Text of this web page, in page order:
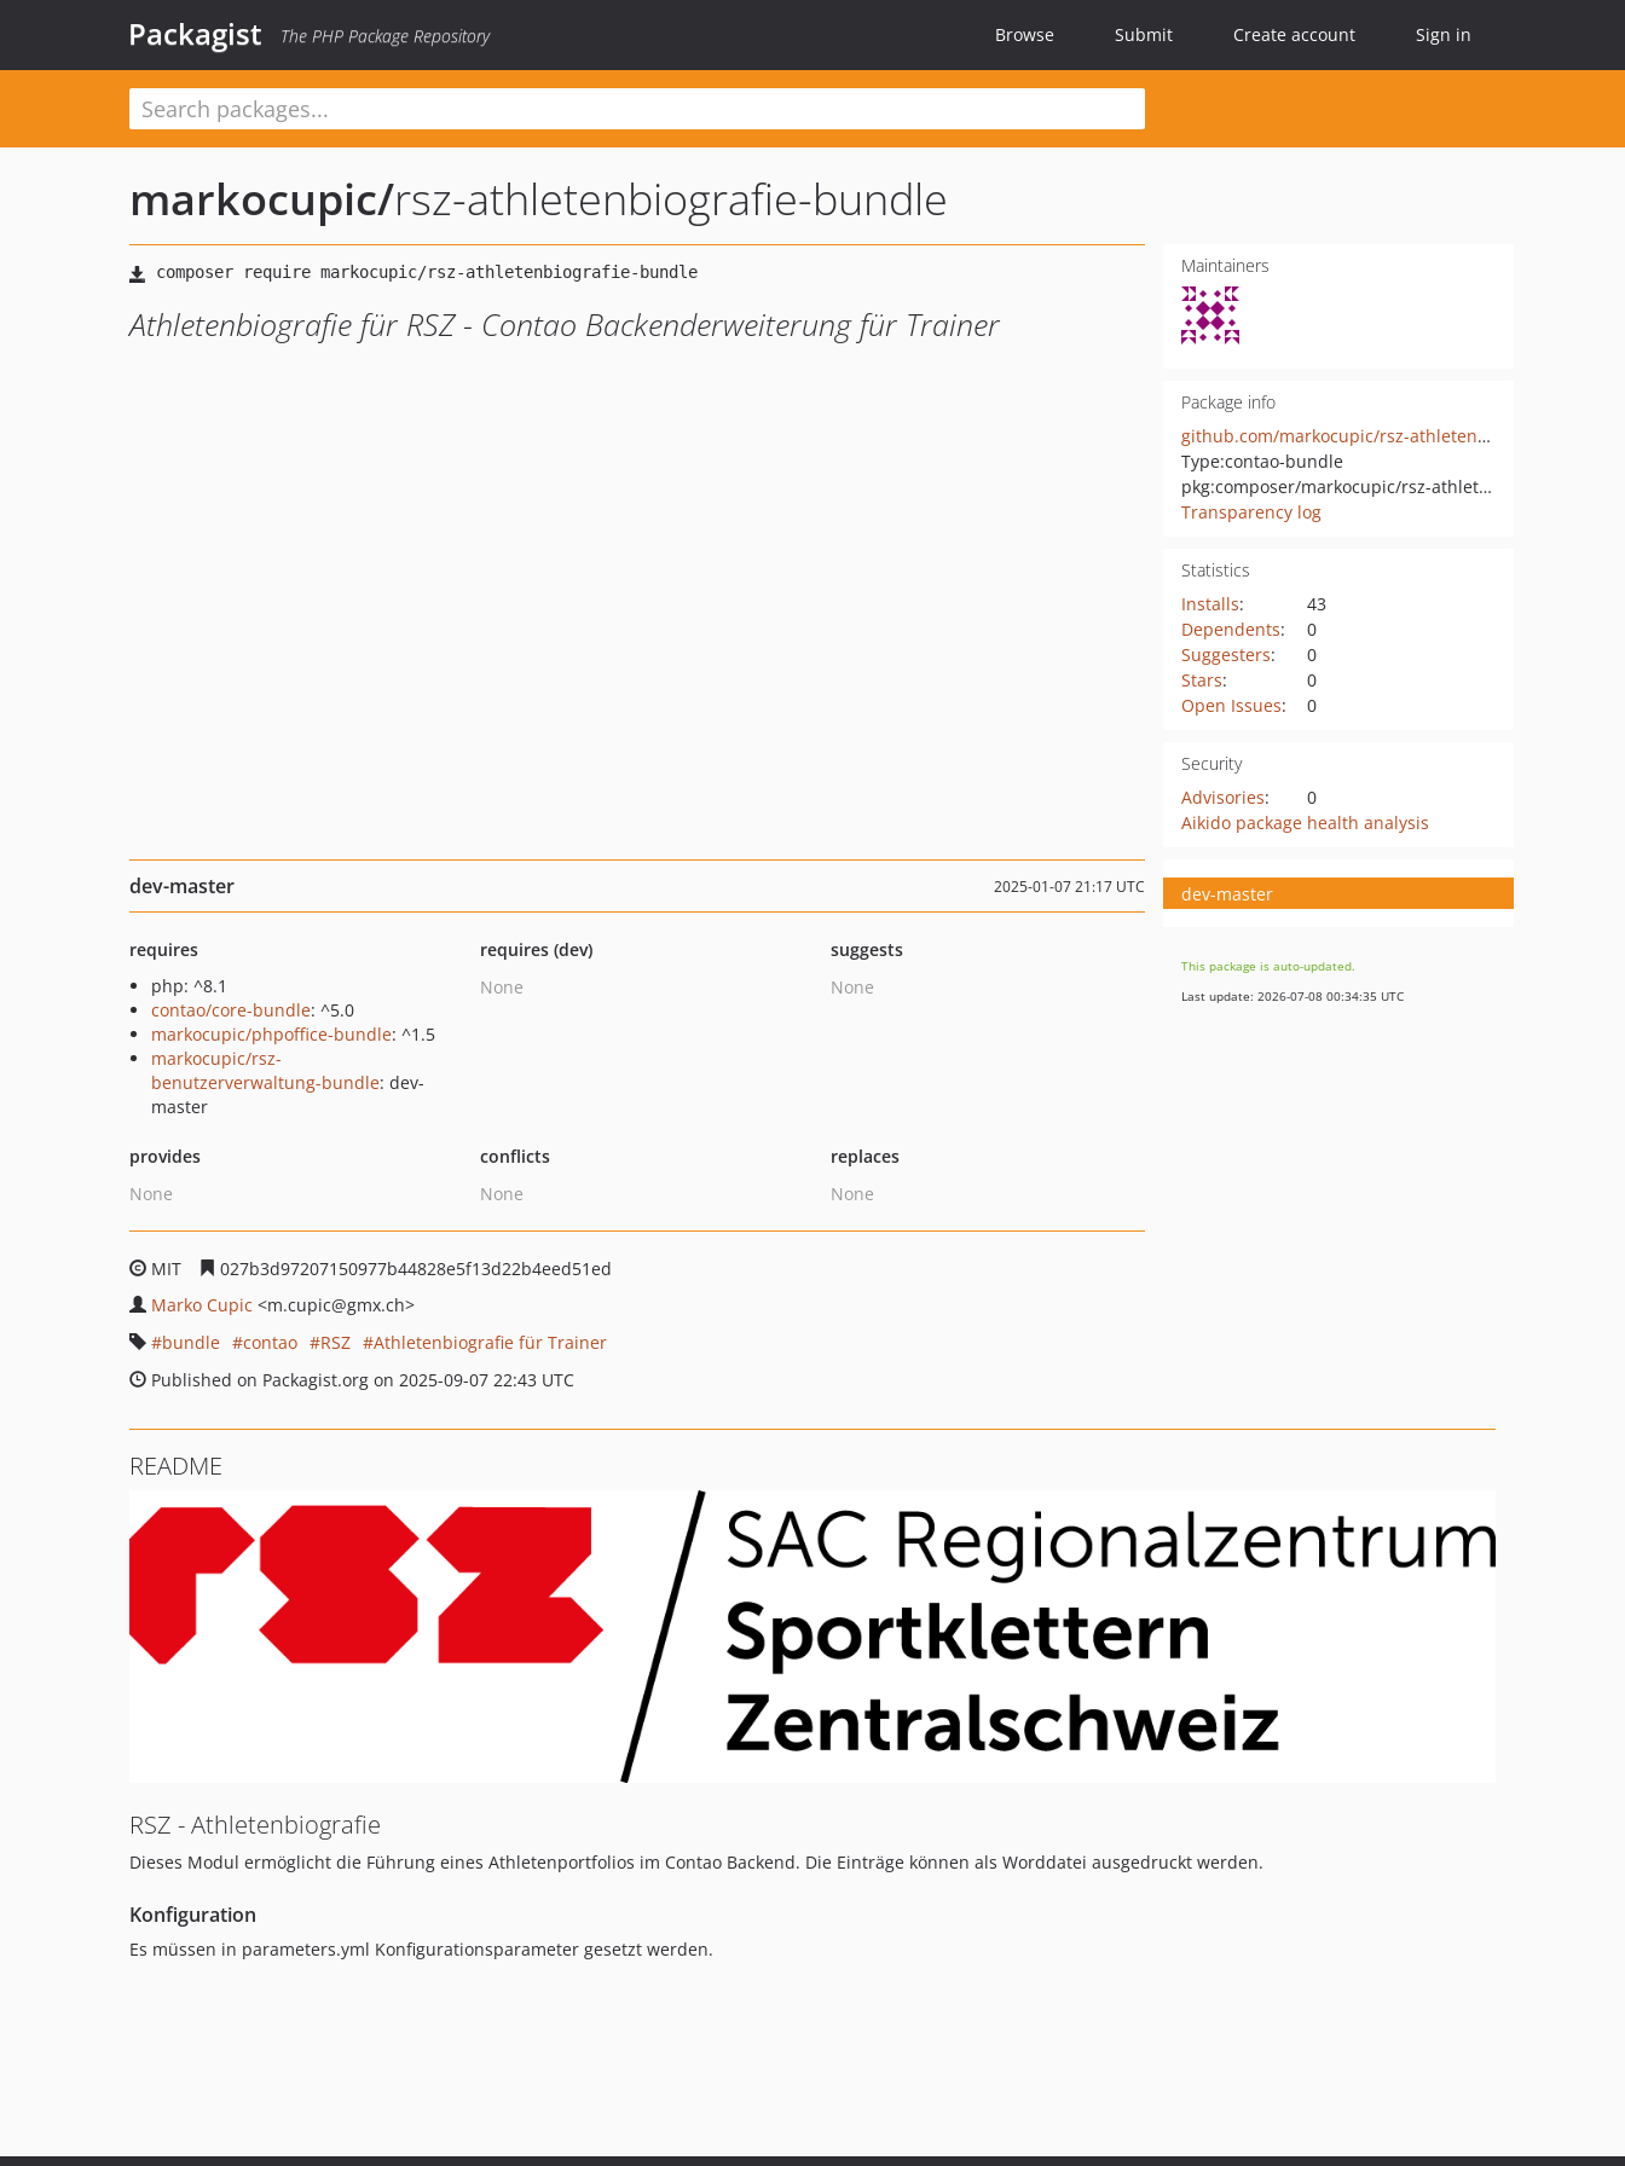
Packagist The PHP Package Repository Browse Submit Create account Sign in
markocupic/rsz-athletenbiografie-bundle
Athletenbiografie für RSZ - Contao Backenderweiterung für Trainer
Maintainers
Package info
github.com/markocupic/rsz-athletenbiografie-bundle
Type:contao-bundle
pkg:composer/markocupic/rsz-athletenbiografie-bundle
Transparency log
Statistics
Installs:
43
Dependents:
0
Suggesters:
0
Stars:
0
Open Issues: 0
Security
Advisories:
0
Aikido package health analysis
dev-master 2025-01-07 21:17 UTC
requires
php: ^8.1
contao/core-bundle: ^5.0
markocupic/phpoffice-bundle: ^1.5
markocupic/rsz-
benutzerverwaltung-bundle: dev-
master
requires (dev)
None
suggests
None
provides
None
conflicts
None
replaces
None
MIT
027b3d97207150977b44828e5f13d22b4eed51ed
Marko Cupic <m.cupic@gmx.ch>
bundle
contao RSZ
Athletenbiografie für Trainer
Published on Packagist.org on 2025-09-07 22:43 UTC
dev-master
This package is auto-updated.
Last update: 2026-07-08 00:34:35 UTC
README
RSZ - Athletenbiografie
Dieses Modul ermöglicht die Führung eines Athletenportfolios im Contao Backend. Die Einträge können als Worddatei ausgedruckt werden.
Konfiguration
Es müssen in parameters.yml Konfigurationsparameter gesetzt werden.